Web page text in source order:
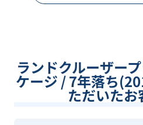
ランドクルーザー
ケージ / 7年落ち
ただいたお